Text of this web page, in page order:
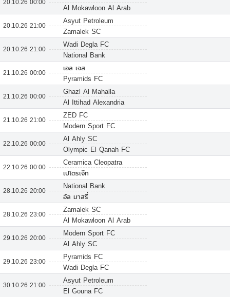
20.10.26 00:00
Al Mokawloon Al Arab
20.10.26 21:00
Asyut Petroleum
Zamalek SC
20.10.26 21:00
Wadi Degla FC
National Bank
21.10.26 00:00
เอล เจส
Pyramids FC
21.10.26 00:00
Ghazl Al Mahalla
Al Ittihad Alexandria
21.10.26 21:00
ZED FC
Modern Sport FC
22.10.26 00:00
Al Ahly SC
Olympic El Qanah FC
22.10.26 00:00
Ceramica Cleopatra
เปโตรเจ๊ท
28.10.26 20:00
National Bank
อัล มาสรี่
28.10.26 23:00
Zamalek SC
Al Mokawloon Al Arab
29.10.26 20:00
Modern Sport FC
Al Ahly SC
29.10.26 23:00
Pyramids FC
Wadi Degla FC
30.10.26 21:00
Asyut Petroleum
El Gouna FC